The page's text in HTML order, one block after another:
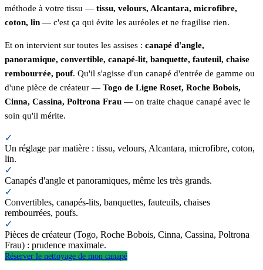
méthode à votre tissu — tissu, velours, Alcantara, microfibre,
coton, lin — c'est ça qui évite les auréoles et ne fragilise rien.
Et on intervient sur toutes les assises : canapé d'angle,
panoramique, convertible, canapé-lit, banquette, fauteuil, chaise
rembourrée, pouf. Qu'il s'agisse d'un canapé d'entrée de gamme ou
d'une pièce de créateur — Togo de Ligne Roset, Roche Bobois,
Cinna, Cassina, Poltrona Frau — on traite chaque canapé avec le
soin qu'il mérite.
✓
Un réglage par matière : tissu, velours, Alcantara, microfibre, coton,
lin.
✓
Canapés d'angle et panoramiques, même les très grands.
✓
Convertibles, canapés-lits, banquettes, fauteuils, chaises
rembourrées, poufs.
✓
Pièces de créateur (Togo, Roche Bobois, Cinna, Cassina, Poltrona
Frau) : prudence maximale.
Réserver le nettoyage de mon canapé